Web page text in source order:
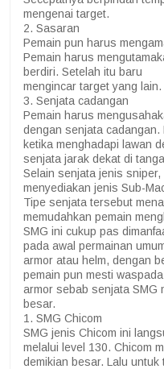
mengenai target.
2. Sasaran
Pemain pun harus
Pemain harus
berdiri. Setelah itu baru
mengincar target yang lain.
3. Senjata cadangan
Pemain harus
dengan senjata
ketika menghadapi lawan
senjata jarak dekat di
Selain senjata jenis sniper,
menyediakan jenis Sub-
Tipe senjata tersebut
memudahkan pemain
SMG ini cukup pas
pada awal permainan
armor atau helm, dengan
pemain pun mesti
armor sebab senjata SMG
besar.
1. SMG Chicom
SMG jenis Chicom ini
melalui level 130. Chicom
demikian besar. Lalu untuk